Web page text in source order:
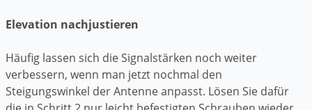
Elevation nachjustieren
Häufig lassen sich die Signalstärken noch weiter
verbessern, wenn man jetzt nochmal den
Steigungswinkel der Antenne anpasst. Lösen Sie dafür